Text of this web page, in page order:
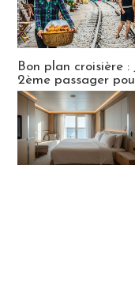
Bon plan croisière
2ème passager